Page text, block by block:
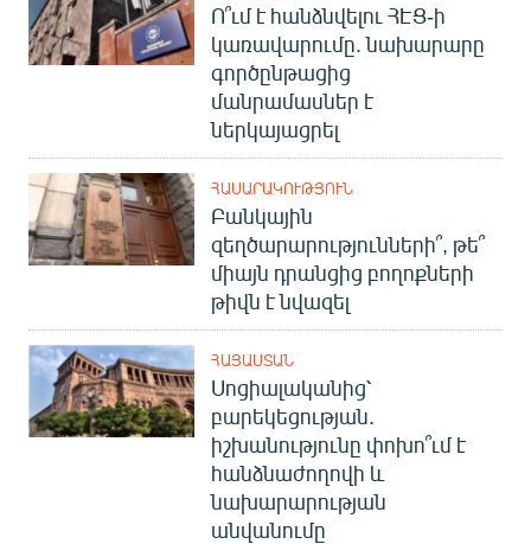
Ո՞ւմ է հանձնվելու ՀԷՑ-ի
կառավարումը. նախարարը
գործընթացից
մանրամասներ է
ներկայացրել
ՀԱՍԱՐԱԿՈՒԹՅՈՒՆ
Բանկային
զեղծարարությունների՞, թե՞
միայն դրանցից բողոքների
թիվն է նվազել
ՀԱՅԱՍՏԱՆ
Սոցիալականից՝
բարեկեցության.
իշխանությունը փոխո՞ւմ է
հանձնաժողովի և
նախարարության
անվանումը